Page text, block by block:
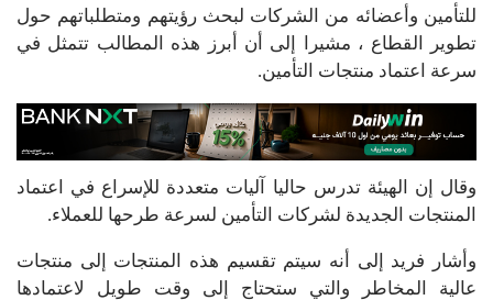
للتأمين وأعضائه من الشركات لبحث رؤيتهم ومتطلباتهم حول
تطوير القطاع ، مشيرا إلى أن أبرز هذه المطالب تتمثل في
سرعة اعتماد منتجات التأمين.
وقال إن الهيئة تدرس حاليا آليات متعددة للإسراع في اعتماد
المنتجات الجديدة لشركات التأمين لسرعة طرحها للعملاء.
وأشار فريد إلى أنه سيتم تقسيم هذه المنتجات إلى منتجات
عالية المخاطر والتي ستحتاج إلى وقت طويل لاعتمادها